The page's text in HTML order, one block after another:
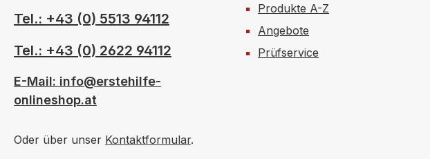
Tel.: +43 (0) 5513 94112
Tel.: +43 (0) 2622 94112
E-Mail: info@erstehilfe-
onlineshop.at
Oder über unser Kontaktformular.
Produkte A-Z
Angebote
Prüfservice